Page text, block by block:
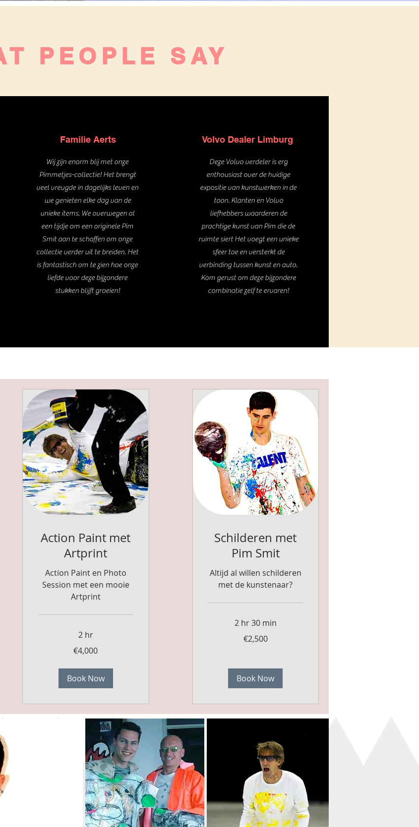
PEOPLE SAY
Familie Aerts
Wij zijn enorm blij met onze
Pimmetjes-collectie! Het brengt
veel vreugde in dagelijks leven en
we genieten elke dag van de
unieke items. We overwegen al
een tijdje om een originele Pim
Smit aan te schaffen om onze
collectie verder uit te breiden. Het
is fantastisch om te zien hoe onze
liefde voor deze bijzondere
stukken blijft groeien!
Volvo Dealer Limburg
Deze Volvo verdeler is erg
enthousiast over de huidige
expositie van kunstwerken in de
toon. Klanten en Volvo
liefhebbers waarderen de
prachtige kunst van Pim die de
ruimte siert Het voegt een unieke
sfeer toe en versterkt de
verbinding tussen kunst en auto.
Kom gerust om deze bijzondere
combinatie zelf te ervaren!
Action Paint met
Artprint
Action Paint en Photo
Session met een mooie
Artprint
2 hr
€4,000
Book Now
Schilderen met
Pim Smit
Altijd al willen schilderen
met de kunstenaar?
2 hr 30 min
€2,500
Book Now